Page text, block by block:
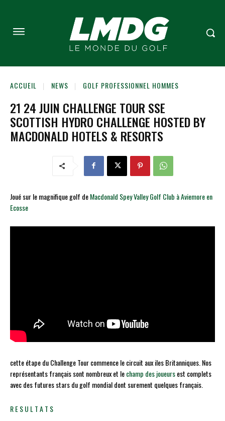
ACCUEIL NEWS GOLF PROFESSIONNEL HOMMES
21 24 JUIN CHALLENGE TOUR SSE
SCOTTISH HYDRO CHALLENGE HOSTED BY
MACDONALD HOTELS & RESORTS
Joué sur le magnifique golf deMacdonald Spey Valley Golf Club à Aviemore en
Ecosse
cette étape du Challenge Tour commence le circuit aux iles Britanniques. Nos
représentants français sont nombreux et lechamp des joueursest complets
avec des futures stars du golf mondial dont surement quelques français.
R E S U L T A T S